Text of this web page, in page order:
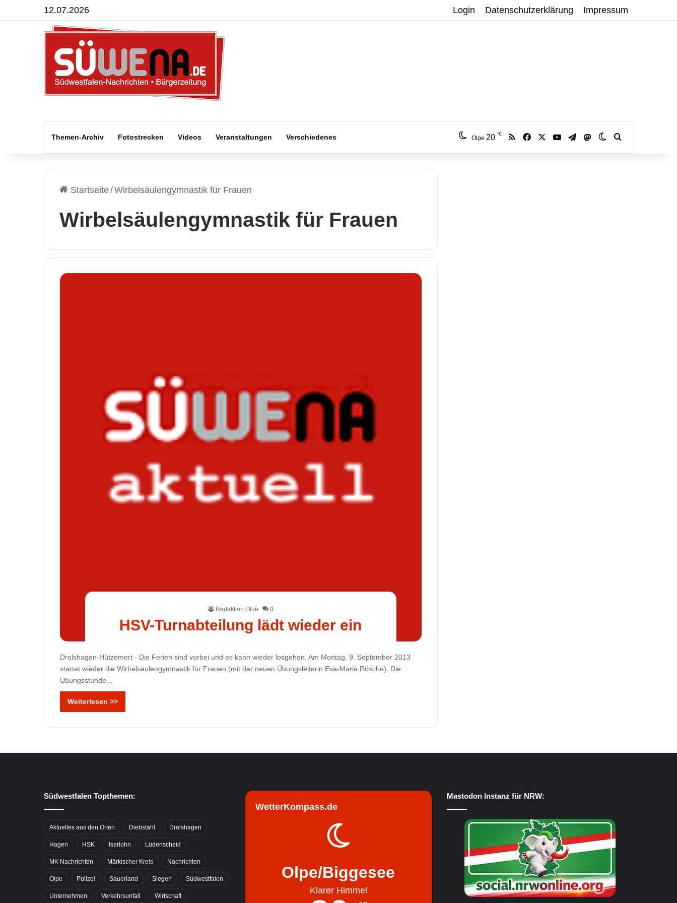
12.07.2026 Login Datenschutzerklärung Impressum
Themen-Archiv Fotostrecken Videos Veranstaltungen Verschiedenes Olpe 20 ℃ RSS Facebook YouTubeTelegramMastodonSkin umschalten
Startseite/Wirbelsäulengymnastik für Frauen
Wirbelsäulengymnastik für Frauen
Redaktion Olpe 0
HSV-Turnabteilung lädt wieder ein
Drolshagen-Hützemert - Die Ferien sind vorbei und es kann wieder losgehen. Am Montag, 9. September 2013
startet wieder die Wirbelsäulengymnastik für Frauen (mit der neuen Übungsleiterin Eva-Maria Rüsche). Die
Übungsstunde…
Weiterlesen >>
Südwestfalen Topthemen:
Aktuelles aus den Orten Diebstahl Drolshagen
Hagen HSK Iserlohn Lüdenscheid
MK Nachrichten Märkischer Kreis Nachrichten
Olpe Polizei Sauerland Siegen Südwestfalen
Unternehmen Verkehrsunfall Wirtschaft
WetterKompass.de
Olpe/Biggesee
Klarer Himmel
Mastodon Instanz für NRW: